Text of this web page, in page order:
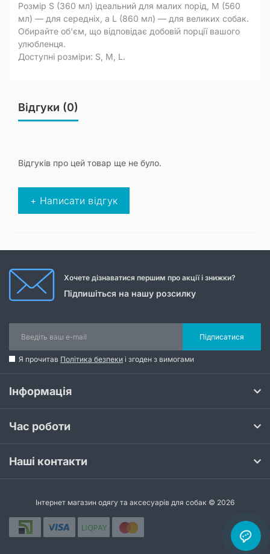
Розмір S (360 мл) ідеальний для малих порід, M (560
мл) — для середніх, а L (860 мл) — для великих собак.
Обирайте об'єм, що відповідає добовій порції вашого
улюбленця.
Доступні розміри: S, M, L.
Відгуки (0)
Відгуків про цей товар ще не було.
+ Написати відгук
Хочете дізнаватися першим про акції і знижки?
Підпишіться на нашу розсилку
Підписатися
Я прочитав Політика безпеки і згоден з вимогами
Інформація
Час роботи
Наші контакти
Інтернет магазин одягу та аксесуарів для собак © 2026